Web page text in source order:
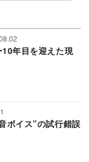
年目を迎えた現
ボイス”の試行錯誤